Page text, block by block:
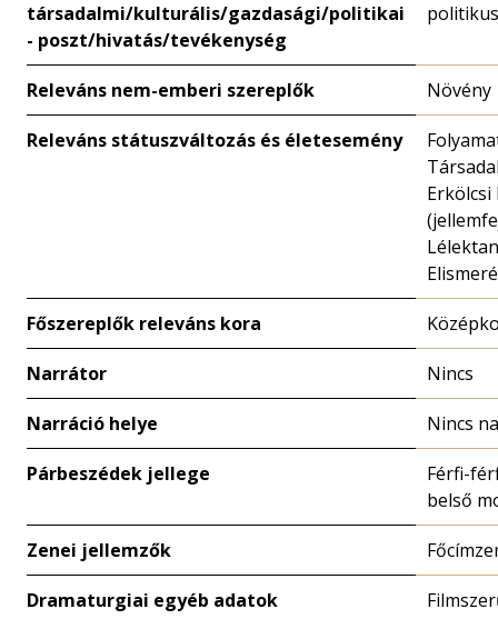
társadalmi/kulturális/gazdasági/politikai
- poszt/hivatás/tevékenység
Releváns nem-emberi szereplők Növény
Releváns státuszváltozás és életesemény
Erkölcsi
Főszereplők releváns kora
Narrátor Nincs
Narráció helye Nincs
Párbeszédek jellege
Férfi-
belső
Zenei jellemzők
Dramaturgiai egyéb adatok